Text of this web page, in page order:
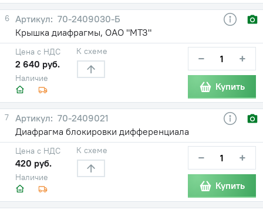
6
70-2409030-Б
Крышка диафрагмы, ОАО "МТЗ"
Наличие
Цена с НДС
2 640 руб.
К схеме − +
Купить
7
70-2409021
Диафрагма блокировки дифференциала
Наличие
Цена с НДС
420 руб.
К схеме − +
Купить